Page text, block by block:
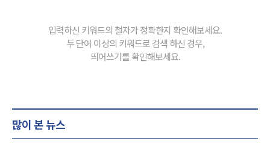
입력하신 키워드의 철자가 정확한지 확인해보세요.
두 단어 이상의 키워드로 검색 하신 경우,
띄어쓰기를 확인해보세요.
많이 본 뉴스